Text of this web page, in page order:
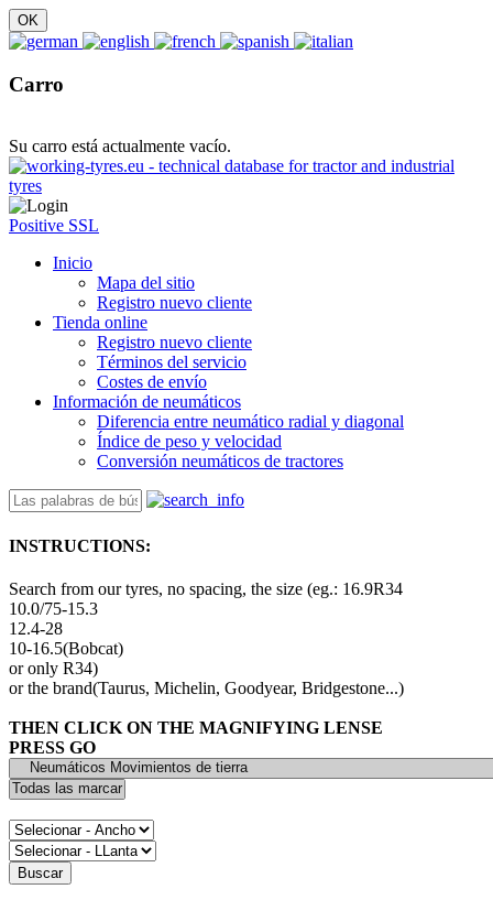
Carro
Su carro está actualmente vacío.
Positive SSL
Inicio
Mapa del sitio
Registro nuevo cliente
Tienda online
Registro nuevo cliente
Términos del servicio
Costes de envío
Información de neumáticos
Diferencia entre neumático radial y diagonal
Índice de peso y velocidad
Conversión neumáticos de tractores
INSTRUCTIONS:
Search from our tyres, no spacing, the size (eg.: 16.9R34
10.0/75-15.3
12.4-28
10-16.5(Bobcat)
or only R34)
or the brand(Taurus, Michelin, Goodyear, Bridgestone...)
THEN CLICK ON THE MAGNIFYING LENSE
PRESS GO